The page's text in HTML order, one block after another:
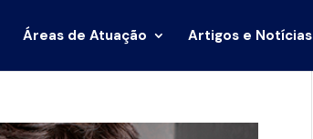
Áreas de Atuação Artigos e Notícias